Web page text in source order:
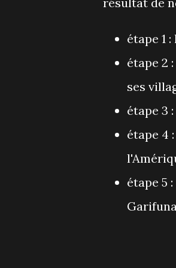
étape 1
étape 2
ses
étape 3
étape 4
étape 5